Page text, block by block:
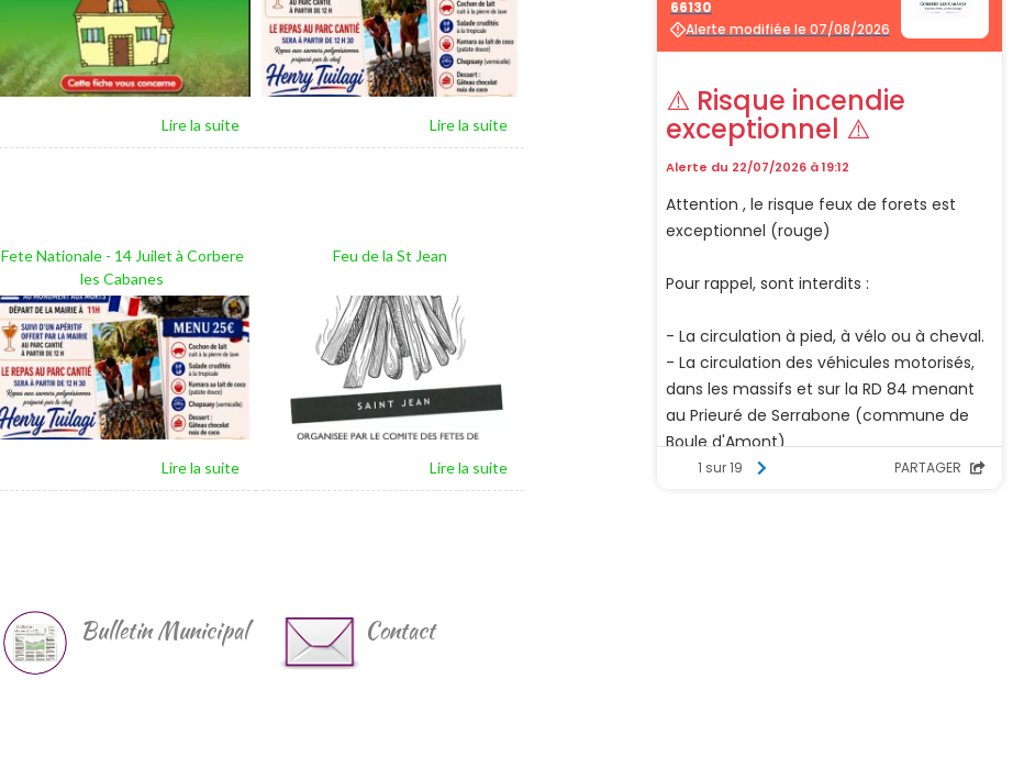
Fete Nationale - 14 Juilet à Corbere
les Cabanes
Feu de la St Jean
Bulletin Municipal Contact